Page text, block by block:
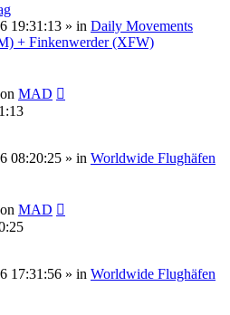
19:31:13 » in Daily Movements
+ Finkenwerder (XFW)
MAD
08:20:25 » in Worldwide Flughäfen
MAD
17:31:56 » in Worldwide Flughäfen